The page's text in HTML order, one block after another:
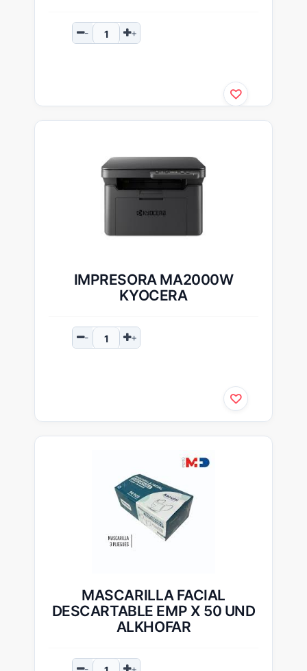
IMPRESORA MA2000W
KYOCERA
MASCARILLA FACIAL
DESCARTABLE EMP X 50 UND
ALKHOFAR